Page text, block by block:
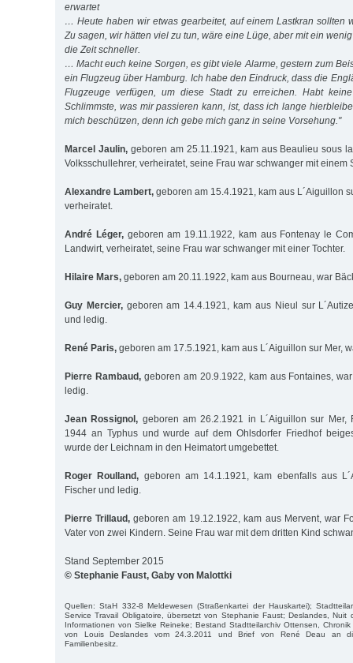
erwartet
… Heute haben wir etwas gearbeitet, auf einem Lastkran sollten
Zu sagen, wir hätten viel zu tun, wäre eine Lüge, aber mit ein
die Zeit schneller.
… Macht euch keine Sorgen, es gibt viele Alarme, gestern zum
ein Flugzeug über Hamburg. Ich habe den Eindruck, dass die
Flugzeuge verfügen, um diese Stadt zu erreichen. Habt
Schlimmste, was mir passieren kann, ist, dass ich lange
mich beschützen, denn ich gebe mich ganz in seine Vorsehung."
Marcel Jaulin,geboren am 25.11.1921, kam aus Beaulieu sous
Volksschullehrer, verheiratet, seine Frau war schwanger mit einem
Alexandre Lambert, geboren am 15.4.1921, kam aus L´Aiguillon
verheiratet.
André Léger,geboren am 19.11.1922, kam aus Fontenay le
Landwirt, verheiratet, seine Frau war schwanger mit einer Tochter.
Hilaire Mars, geboren am 20.11.1922, kam aus Bourneau, war
Guy Mercier,geboren am 14.4.1921, kam aus Nieul sur
und ledig.
René Paris, geboren am 17.5.1921, kam aus L´Aiguillon sur Mer,
Pierre Rambaud,geboren am 20.9.1922, kam aus Fontaines,
ledig.
Jean Rossignol, geboren am 26.2.1921 in L´Aiguillon sur Mer,
1944 an Typhus und wurde auf dem Ohlsdorfer Friedhof
wurde der Leichnam in den Heimatort umgebettet.
Roger Roulland, geboren am 14.1.1921, kam ebenfalls aus
Fischer und ledig.
Pierre Trillaud, geboren am 19.12.1922, kam aus Mervent, war
Vater von zwei Kindern. Seine Frau war mit dem dritten Kind
Stand September 2015
© Stephanie Faust, Gaby von Malottki
Quellen: StaH 332-8 Meldewesen (Straßenkartei der Hauskartei);
Service Travail Obligatoire, übersetzt von Stephanie Faust; Deslandes, Nuit
Informationen von Sielke Reineke; Bestand Stadtteilarchiv Ottensen,
von Louis Deslandes vom 24.3.2011 und Brief von René Deau an
Familienbesitz.